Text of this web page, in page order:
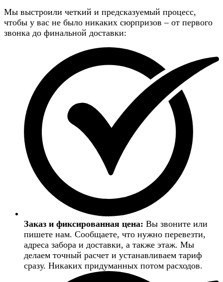
Мы выстроили четкий и предсказуемый процесс,
чтобы у вас не было никаких сюрпризов – от первого
звонка до финальной доставки:
Заказ и фиксированная цена: Вы звоните или
пишете нам. Сообщаете, что нужно перевезти,
адреса забора и доставки, а также этаж. Мы
делаем точный расчет и устанавливаем тариф
сразу. Никаких придуманных потом расходов.